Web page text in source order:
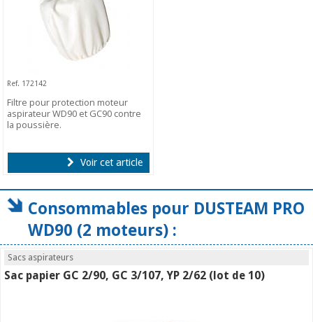
Ref. 172142
Filtre pour protection moteur
aspirateur WD90 et GC90 contre
la poussière.
Voir cet article
Consommables pour DUSTEAM PRO
WD90 (2 moteurs) :
Sacs aspirateurs
Sac papier GC 2/90, GC 3/107, YP 2/62 (lot de 10)